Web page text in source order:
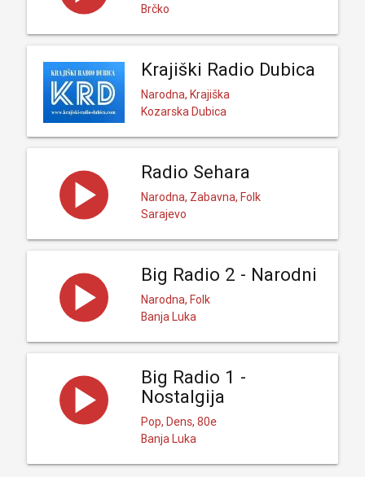
Brčko
Krajiški Radio Dubica
Narodna, Krajiška
Kozarska Dubica
Radio Sehara
Narodna, Zabavna, Folk
Sarajevo
Big Radio 2 - Narodni
Narodna, Folk
Banja Luka
Big Radio 1 -
Nostalgija
Pop, Dens, 80e
Banja Luka